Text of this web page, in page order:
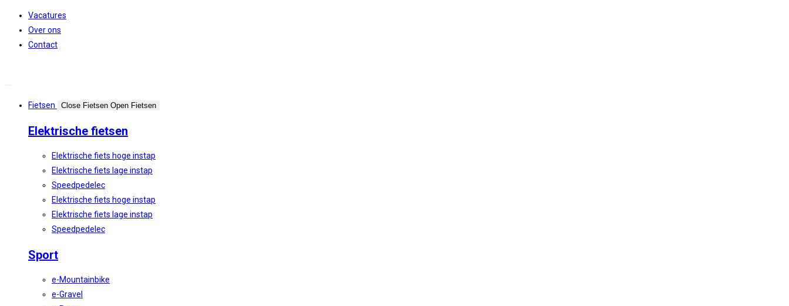
Spring
naar
Vacatures
Over ons
Contact
Fietsen Close Fietsen Open Fietsen
Elektrische fietsen
Elektrische fiets hoge instap
Elektrische fiets lage instap
Speedpedelec
Elektrische fiets hoge instap
Elektrische fiets lage instap
Speedpedelec
Sport
e-Mountainbike
e-Gravel